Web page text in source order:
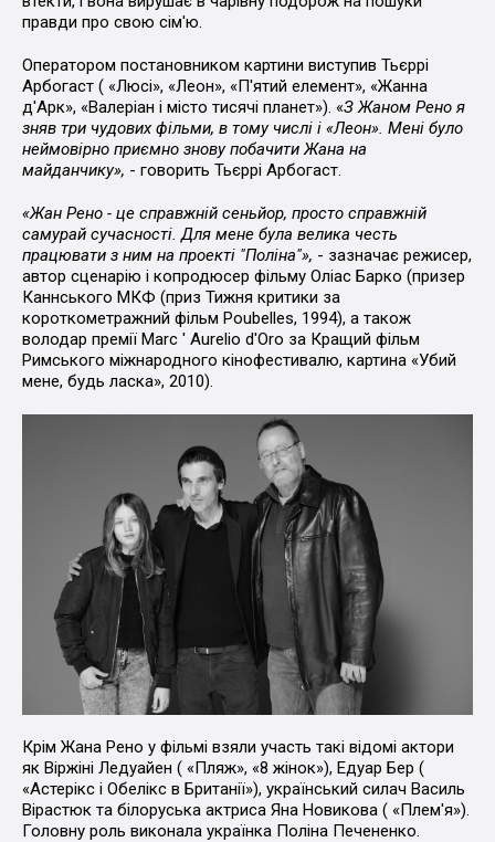
правди про свою сім'ю.
Оператором постановником картини виступив Тьєррі
Арбогаст ( «Люсі», «Леон», «П'ятий елемент», «Жанна
д'Арк», «Валеріан і місто тисячі планет»). «З Жаном Рено я
зняв три чудових фільми, в тому числі і «Леон». Мені було
неймовірно приємно знову побачити Жана на
майданчику», - говорить Тьєррі Арбогаст.
«Жан Рено - це справжній сеньйор, просто справжній
самурай сучасності. Для мене була велика честь
працювати з ним на проекті "Поліна"», - зазначає режисер,
автор сценарію і копродюсер фільму Оліас Барко (призер
Каннського МКФ (приз Тижня критики за
короткометражний фільм Poubelles, 1994), а також
володар премії Marc ' Aurelio d'Oro за Кращий фільм
Римського міжнародного кінофестивалю, картина «Убий
мене, будь ласка», 2010).
Крім Жана Рено у фільмі взяли участь такі відомі актори
як Віржіні Ледуайен ( «Пляж», «8 жінок»), Едуар Бер (
«Астерікс і Обелікс в Британії»), український силач Василь
Вірастюк та білоруська актриса Яна Новикова ( «Плем'я»).
Головну роль виконала українка Поліна Печененко.